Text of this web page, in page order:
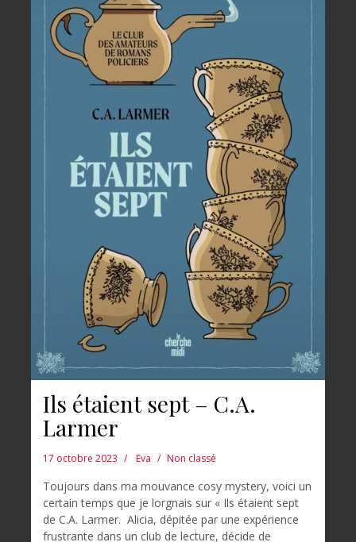
Ils étaient sept – C.A.
Larmer
17 octobre 2023 Eva Non classé
Toujours dans ma mouvance cosy mystery, voici un
certain temps que je lorgnais sur « Ils étaient sept
de C.A. Larmer. Alicia, dépitée par une expérience
frustrante dans un club de lecture, décide de